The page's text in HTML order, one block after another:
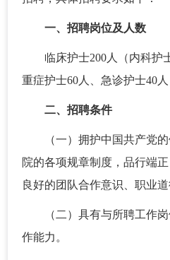
一、招聘岗位及人数
临床护士200人（内科护
重症护士60人、急诊护士40人
二、招聘条件
（一）拥护中国共产党
院的各项规章制度，品行端
良好的团队合作意识、职业道
（二）具有与所聘工作
作能力。